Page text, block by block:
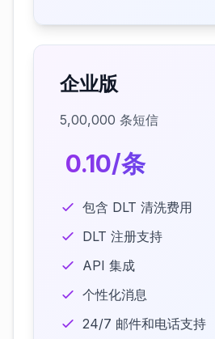
企业版
5,00,000 条短信
₹ 0.10/条
包含 DLT 清洗费用
DLT 注册支持
API 集成
个性化消息
24/7 邮件和电话支持